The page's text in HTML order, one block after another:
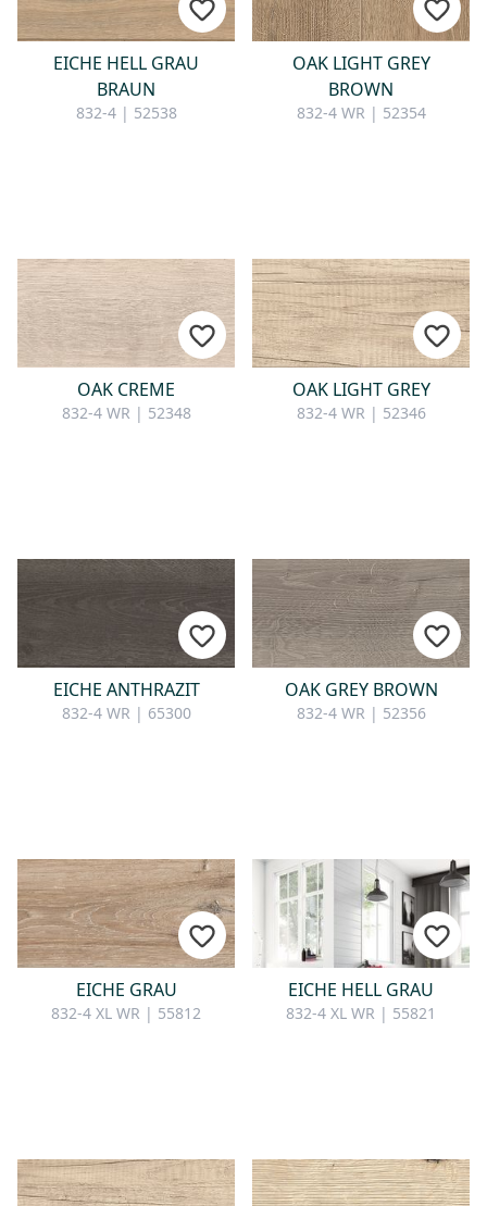
EICHE HELL GRAU
BRAUN
832-4 | 52538
OAK LIGHT GREY
BROWN
832-4 WR | 52354
OAK CREME
832-4 WR | 52348
OAK LIGHT GREY
832-4 WR | 52346
EICHE ANTHRAZIT
832-4 WR | 65300
OAK GREY BROWN
832-4 WR | 52356
EICHE GRAU
832-4 XL WR | 55812
EICHE HELL GRAU
832-4 XL WR | 55821